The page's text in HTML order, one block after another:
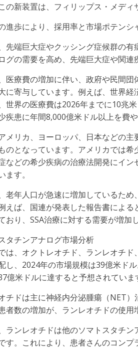
の新装置は、フィリップス・メディ
進歩により、採用率と市場ポテンシ
先端巨大症やクッシング症候群の
グの需要を高め、先端巨大症や関連
医療費の増加に伴い、政府や民間
に寄与しています。例えば、世界
世界の医療費は2026年までに10兆
疾患に年間8,000億米ドル以上を費
メリカ、ヨーロッパ、日本などの
のとなっています。アメリカでは
などの希少疾病の治療法開発にイ
ます。
老年人口が急速に増加しているた
えば、国連が発表した報告書によ
おり、SSA治療に対する需要が増加
タチンアナログ市場分析
は、オクトレオチド、ランレオチ
し、2024年の市場規模は39億米ド
億米ドルに達すると予想されていま
チドは主に神経内分泌腫瘍（NET
者数の増加が、ランレオチドの使用
ランレオチドは他のソマトスタチ
す。これにより、患者さんのコン